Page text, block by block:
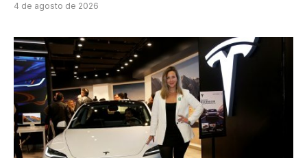
4 de agosto de 2026